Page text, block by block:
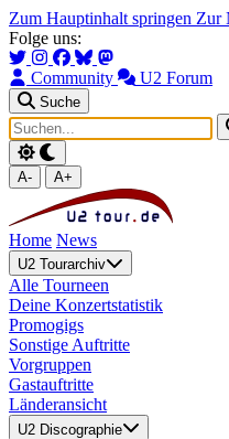
Zum Hauptinhalt springen Zur
Folge uns:
Community U2 Forum
Suche
A- A+
Home News
U2 Tourarchiv
Alle Tourneen
Deine Konzertstatistik
Promogigs
Sonstige Auftritte
Vorgruppen
Gastauftritte
Länderansicht
U2 Discographie